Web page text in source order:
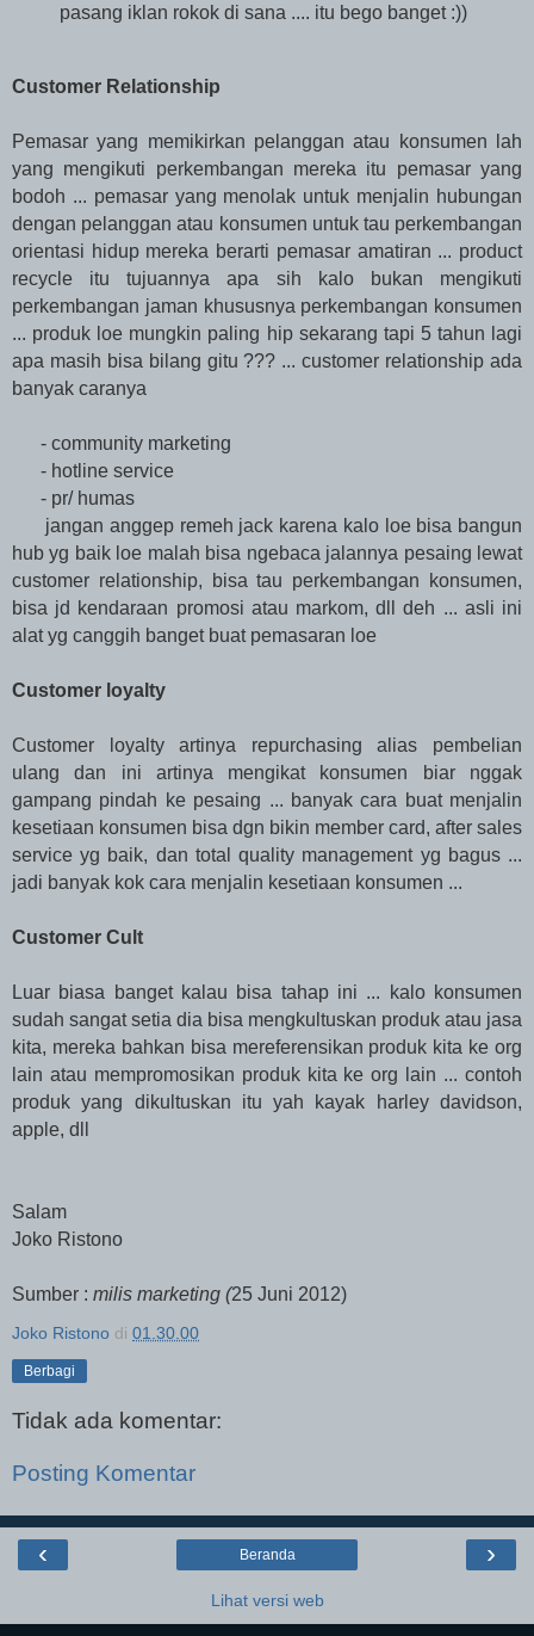
pasang iklan rokok di sana .... itu bego banget :))
Customer Relationship
Pemasar yang memikirkan pelanggan atau konsumen lah
yang mengikuti perkembangan mereka itu pemasar yang
bodoh ... pemasar yang menolak untuk menjalin hubungan
dengan pelanggan atau konsumen untuk tau perkembangan
orientasi hidup mereka berarti pemasar amatiran ... product
recycle itu tujuannya apa sih kalo bukan mengikuti
perkembangan jaman khususnya perkembangan konsumen
... produk loe mungkin paling hip sekarang tapi 5 tahun lagi
apa masih bisa bilang gitu ??? ... customer relationship ada
banyak caranya
- community marketing
- hotline service
- pr/ humas
jangan anggep remeh jack karena kalo loe bisa bangun
hub yg baik loe malah bisa ngebaca jalannya pesaing lewat
customer relationship, bisa tau perkembangan konsumen,
bisa jd kendaraan promosi atau markom, dll deh ... asli ini
alat yg canggih banget buat pemasaran loe
Customer loyalty
Customer loyalty artinya repurchasing alias pembelian
ulang dan ini artinya mengikat konsumen biar nggak
gampang pindah ke pesaing ... banyak cara buat menjalin
kesetiaan konsumen bisa dgn bikin member card, after sales
service yg baik, dan total quality management yg bagus ...
jadi banyak kok cara menjalin kesetiaan konsumen ...
Customer Cult
Luar biasa banget kalau bisa tahap ini ... kalo konsumen
sudah sangat setia dia bisa mengkultuskan produk atau jasa
kita, mereka bahkan bisa mereferensikan produk kita ke org
lain atau mempromosikan produk kita ke org lain ... contoh
produk yang dikultuskan itu yah kayak harley davidson,
apple, dll
Salam
Joko Ristono
Sumber : milis marketing (25 Juni 2012)
Joko Ristono di 01.30.00
Berbagi
Tidak ada komentar:
Posting Komentar
‹ ›
Beranda
Lihat versi web